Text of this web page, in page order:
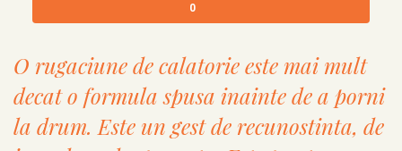
0
O rugaciune de calatorie este mai mult
decat o formula spusa inainte de a porni
la drum. Este un gest de recunostinta, de